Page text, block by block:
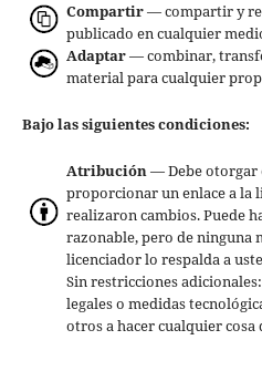
Compartir— compartir y
publicado en cualquier
Adaptar— combinar,
material para cualquier
Bajo las siguientes condiciones:
Atribución— Debe otorgar
proporcionar un enlace a la
realizaron cambios. Puede
razonable, pero de ninguna
licenciador lo respalda a
Sin restricciones
legales o medidas
otros a hacer cualquier